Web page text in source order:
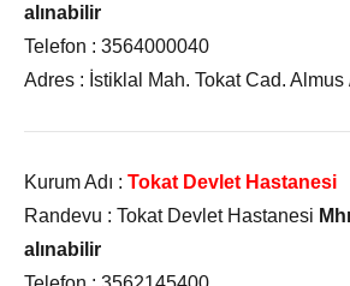
alınabilir
Telefon : 3564000040
Adres : İstiklal Mah. Tokat Cad. Almus
Kurum Adı : Tokat Devlet Hastanesi
Randevu : Tokat Devlet Hastanesi
alınabilir